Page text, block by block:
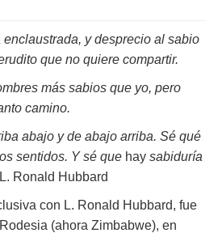
y desprecio al sabio
que no quiere compartir.
más sabios que yo, pero
camino.
abajo y de abajo arriba. Sé qué
sentidos. Y sé que hay sabiduría
L. Ronald Hubbard
con L. Ronald Hubbard, fue
(ahora Zimbabwe), en